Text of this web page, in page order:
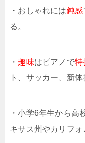
・おしゃれには鈍感
る。
・ 趣味はピアノで特
ト、サッカー、新体
・小学6年生から高
キサス州やカリフォ